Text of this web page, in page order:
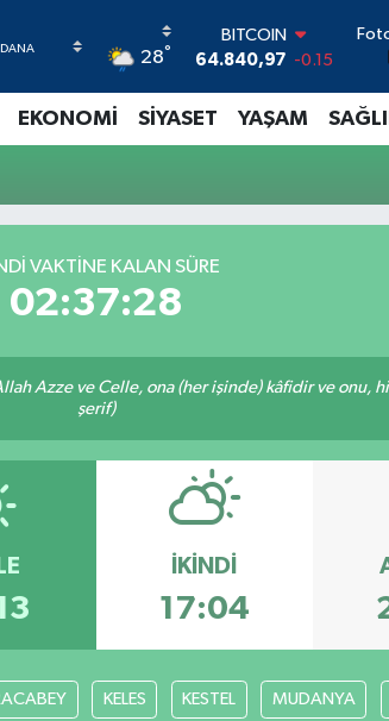
28°
BITCOIN
64.840,97 -0.15
47,7436
0.18
64,4811 0.38
6660.55
EKONOMİ SİYASET YAŞAM
VAKTINE KALAN SÜRE
02:37:27
Azze ve Celle, ona (her işinde) kâfidir ve onu,
şerif)
İKINDI
17:04
KELES KESTEL MUDANYA